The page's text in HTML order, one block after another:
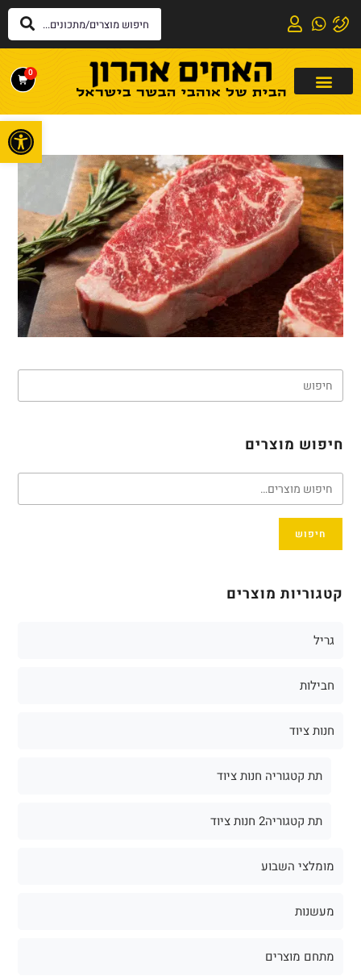
0
חיפוש מוצרים
חיפוש
קטגוריות מוצרים
גריל
חבילות
חנות ציוד
תת קטגוריה חנות ציוד
תת קטגוריה2 חנות ציוד
מומלצי השבוע
מעשנות
מתחם מוצרים